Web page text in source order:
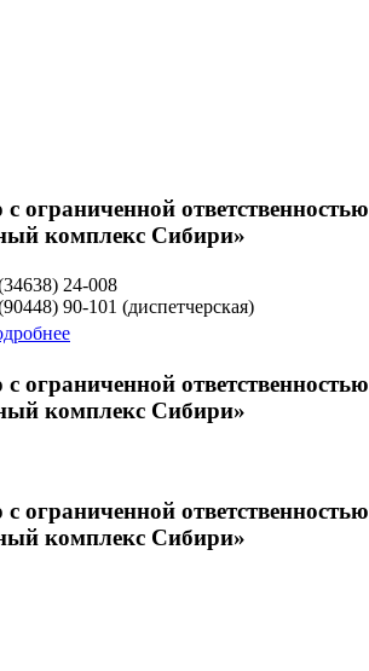
ограниченной ответственностью
комплекс Сибири»
24-008
90-101 (диспетчерская)
ограниченной ответственностью
комплекс Сибири»
ограниченной ответственностью
комплекс Сибири»